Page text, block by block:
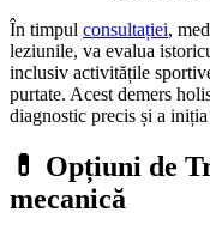
În timpul consultației,
leziunile, va evalua
inclusiv activitățile
purtate. Acest demers
diagnostic precis și a
💊 Opțiuni de
mecanică